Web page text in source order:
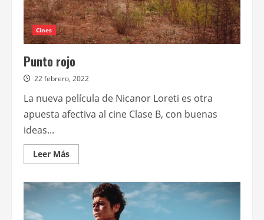
Cines
Punto rojo
22 febrero, 2022
La nueva película de Nicanor Loreti es otra
apuesta afectiva al cine Clase B, con buenas
ideas...
Leer MásLeer
más
Punto
rojo